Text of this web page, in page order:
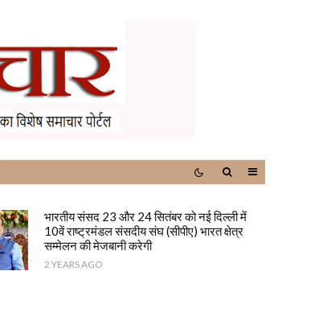
भारतीय संसद 23 और 24 सितंबर को नई दिल्ली में
10वें राष्ट्रमंडल संसदीय संघ (सीपीए) भारत क्षेत्र
सम्मेलन की मेजबानी करेगी
2 YEARS AGO